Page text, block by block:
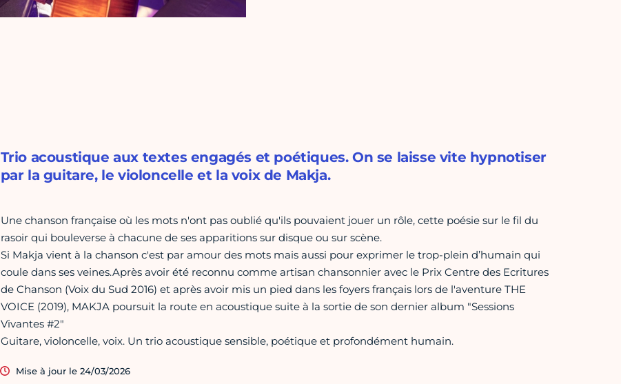
Trio acoustique aux textes engagés et poétiques. On se laisse vite hypnotiser
par la guitare, le violoncelle et la voix de Makja.
Une chanson française où les mots n'ont pas oublié qu'ils pouvaient jouer un rôle, cette poésie sur le fil du
rasoir qui bouleverse à chacune de ses apparitions sur disque ou sur scène.
Si Makja vient à la chanson c'est par amour des mots mais aussi pour exprimer le trop-plein d’humain qui
coule dans ses veines.Après avoir été reconnu comme artisan chansonnier avec le Prix Centre des Ecritures
de Chanson (Voix du Sud 2016) et après avoir mis un pied dans les foyers français lors de l'aventure THE
VOICE (2019), MAKJA poursuit la route en acoustique suite à la sortie de son dernier album "Sessions
Vivantes #2"
Guitare, violoncelle, voix. Un trio acoustique sensible, poétique et profondément humain.
Mise à jour le 24/03/2026